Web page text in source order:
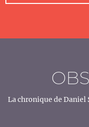
La chronique de Daniel